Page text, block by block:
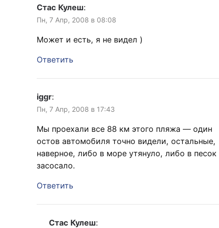
Стас Кулеш:
Пн, 7 Апр, 2008 в 08:08
Может и есть, я не видел )
Ответить
iggr:
Пн, 7 Апр, 2008 в 17:43
Мы проехали все 88 км этого пляжа — один
остов автомобиля точно видели, остальные,
наверное, либо в море утянуло, либо в песок
засосало.
Ответить
Стас Кулеш: